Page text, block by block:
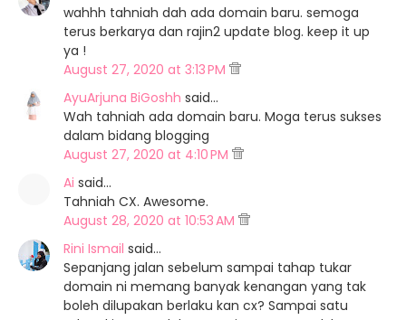
wahhh tahniah dah ada domain baru. semoga
terus berkarya dan rajin2 update blog. keep it up
ya !
August 27, 2020 at 3:13 PM
AyuArjuna BiGoshh said…
Wah tahniah ada domain baru. Moga terus sukses
dalam bidang blogging
August 27, 2020 at 4:10 PM
Ai said…
Tahniah CX. Awesome.
August 28, 2020 at 10:53 AM
Rini Ismail said…
Sepanjang jalan sebelum sampai tahap tukar
domain ni memang banyak kenangan yang tak
boleh dilupakan berlaku kan cx? Sampai satu